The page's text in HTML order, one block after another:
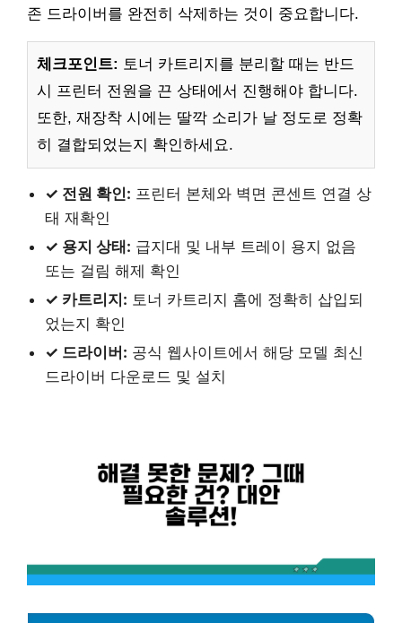
존 드라이버를 완전히 삭제하는 것이 중요합니다.
체크포인트: 토너 카트리지를 분리할 때는 반드
시 프린터 전원을 끈 상태에서 진행해야 합니다.
또한, 재장착 시에는 딸깍 소리가 날 정도로 정확
히 결합되었는지 확인하세요.
✓ 전원 확인: 프린터 본체와 벽면 콘센트 연결 상
태 재확인
✓ 용지 상태: 급지대 및 내부 트레이 용지 없음
또는 걸림 해제 확인
✓ 카트리지: 토너 카트리지 홈에 정확히 삽입되
었는지 확인
✓ 드라이버: 공식 웹사이트에서 해당 모델 최신
드라이버 다운로드 및 설치